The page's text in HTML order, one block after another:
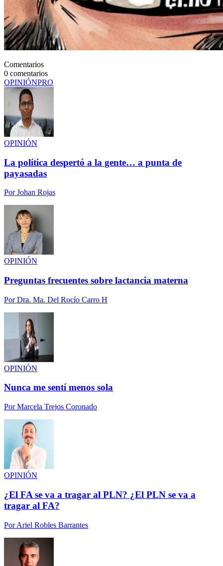
Comentarios
0 comentarios
OPINIÓNPRO
OPINIÓN
La política despertó a la gente… a punta de
payasadas
PorJohan Rojas
OPINIÓN
Preguntas frecuentes sobre lactancia materna
PorDra. Ma. Del Rocío Carro H
OPINIÓN
Nunca me sentí menos sola
PorMarcela Trejos Coronado
OPINIÓN
¿El FA se va a tragar al PLN? ¿El PLN se va a
tragar al FA?
PorAriel Robles Barrantes